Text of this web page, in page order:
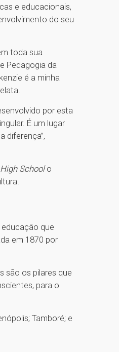
e educacionais,
do seu
toda sua
Pedagogia da
é a minha
por esta
É um lugar
diferença”,
High Schoolo
que
em 1870 por
são os pilares que
para o
Tamboré; e